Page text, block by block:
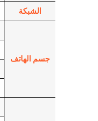
الشبكة
جسم الهاتف